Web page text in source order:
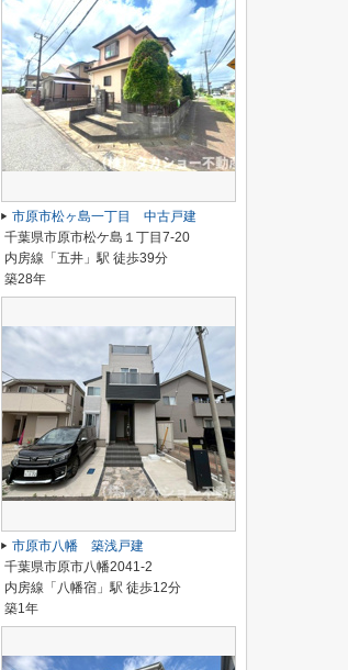
市原市松ヶ島一丁目 中古戸建
千葉県市原市松ケ島１丁目7-20
内房線「五井」駅 徒歩39分
築28年
市原市八幡 築浅戸建
千葉県市原市八幡2041-2
内房線「八幡宿」駅 徒歩12分
築1年